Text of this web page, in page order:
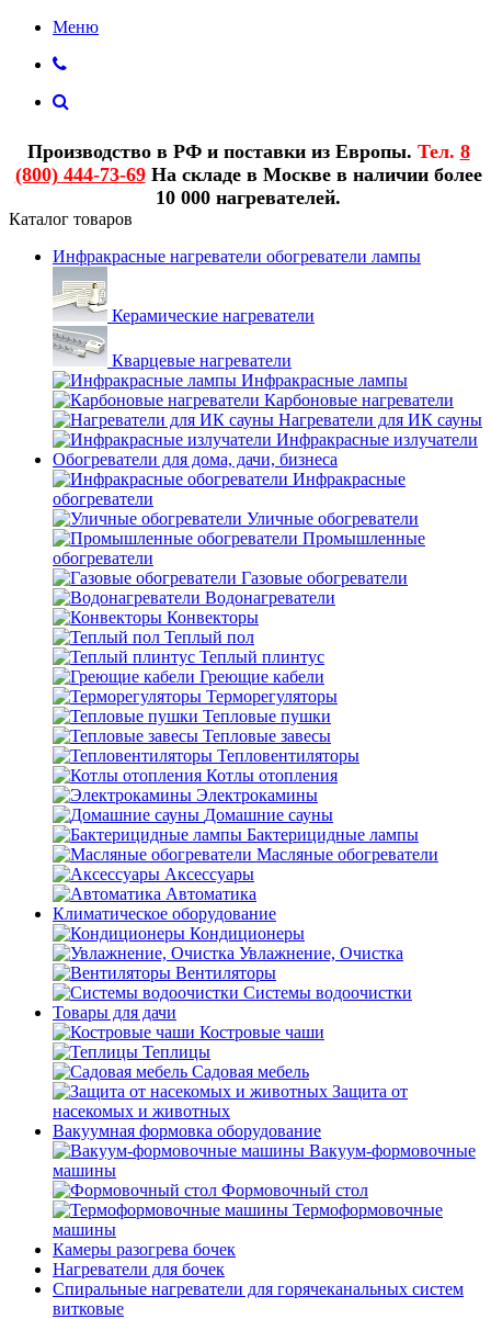
Меню
Производство в РФ и поставки из Европы. Тел. 8
(800) 444-73-69На складе в Москве в наличии более
10 000 нагревателей.
Каталог товаров
Инфракрасные нагреватели обогреватели лампы
Керамические нагреватели
Кварцевые нагреватели
Инфракрасные лампы
Карбоновые нагреватели
Нагреватели для ИК сауны
Инфракрасные излучатели
Обогреватели для дома, дачи, бизнеса
Инфракрасные
обогреватели
Уличные обогреватели
Промышленные
обогреватели
Газовые обогреватели
Водонагреватели
Конвекторы
Теплый пол
Теплый плинтус
Греющие кабели
Терморегуляторы
Тепловые пушки
Тепловые завесы
Тепловентиляторы
Котлы отопления
Электрокамины
Домашние сауны
Бактерицидные лампы
Масляные обогреватели
Аксессуары
Автоматика
Климатическое оборудование
Кондиционеры
Увлажнение, Очистка
Вентиляторы
Системы водоочистки
Товары для дачи
Костровые чаши
Теплицы
Садовая мебель
Защита от
насекомых и животных
Вакуумная формовка оборудование
Вакуум-формовочные
машины
Формовочный стол
Термоформовочные
машины
Камеры разогрева бочек
Нагреватели для бочек
Спиральные нагреватели для горячеканальных систем
витковые